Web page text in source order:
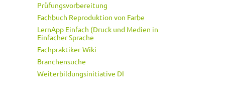
Prüfungsvorbereitung
Fachbuch Reproduktion von Farbe
LernApp Einfach (Druck und Medien in
Einfacher Sprache
Fachpraktiker-Wiki
Branchensuche
Weiterbildungsinitiative DI